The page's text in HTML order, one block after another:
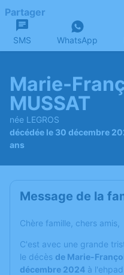
Partager
SMS WhatsApp
Marie-
MUSSAT
née LEGROS
décédée le 30 décembre
ans
Message de la
Chère famille, chers amis,
C'est avec une grande
le décès de Marie-
décembre 2024 à